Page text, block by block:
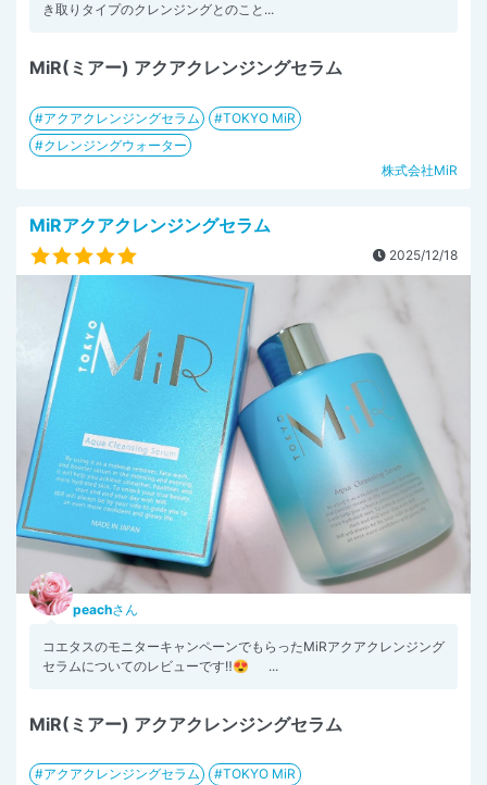
き取りタイプのクレンジングとのこと...
MiR(ミアー) アクアクレンジングセラム
アクアクレンジングセラム
TOKYO MiR
クレンジングウォーター
株式会社MiR
MiRアクアクレンジングセラム
2025/12/18
peachさん
コエタスのモニターキャンペーンでもらったMiRアクアクレンジング
セラムについてのレビューです‼️😍 ...
MiR(ミアー) アクアクレンジングセラム
アクアクレンジングセラム TOKYO MiR